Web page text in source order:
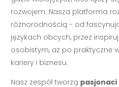
rozwojem. Nasza platforma
różnorodnością - od
językach obcych, przez
osobistym, aż po praktyczne
kariery i biznesu.
Nasz zespół tworzą pasjonaci